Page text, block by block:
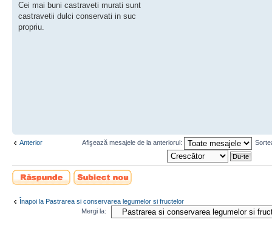
Cei mai buni castraveti murati sunt
castravetii dulci conservati in suc
propriu.
Anterior Afişează mesajele de la anteriorul:
Scrie un răspuns
Scrie un subiect
nou
Înapoi la Pastrarea si conservarea legumelor si fructelor
Mergi la: